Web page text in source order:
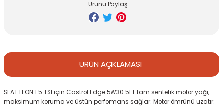
Ürünü Paylaş
ÜRÜN AÇIKLAMASI
SEAT LEON 1.5 TSI için Castrol Edge 5W30 5LT tam sentetik motor yağı,
maksimum koruma ve üstün performans sağlar. Motor ömrünü uzatır.